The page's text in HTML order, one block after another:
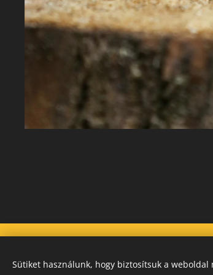
Instagram| facebook
Sütiket használunk, hogy biztosítsuk a